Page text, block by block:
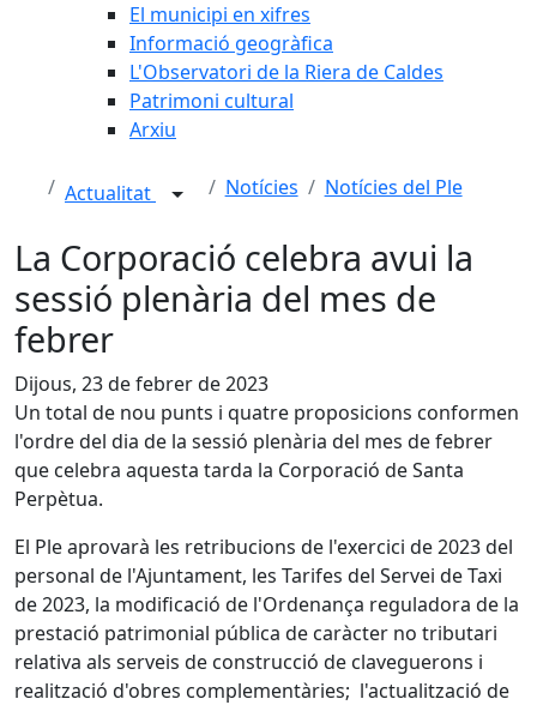
El municipi en xifres
Informació geogràfica
L'Observatori de la Riera de Caldes
Patrimoni cultural
Arxiu
Actualitat Notícies Notícies del Ple
La Corporació celebra avui la
sessió plenària del mes de
febrer
Dijous, 23 de febrer de 2023
Un total de nou punts i quatre proposicions conformen
l'ordre del dia de la sessió plenària del mes de febrer
que celebra aquesta tarda la Corporació de Santa
Perpètua.
El Ple aprovarà les retribucions de l'exercici de 2023 del
personal de l'Ajuntament, les Tarifes del Servei de Taxi
de 2023, la modificació de l'Ordenança reguladora de la
prestació patrimonial pública de caràcter no tributari
relativa als serveis de construcció de claveguerons i
realització d'obres complementàries; l'actualització de